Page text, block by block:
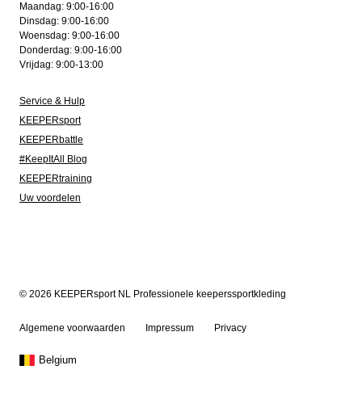
Maandag: 9:00-16:00
Dinsdag: 9:00-16:00
Woensdag: 9:00-16:00
Donderdag: 9:00-16:00
Vrijdag: 9:00-13:00
Service & Hulp
KEEPERsport
KEEPERbattle
#KeepItAll Blog
KEEPERtraining
Uw voordelen
© 2026 KEEPERsport NL Professionele keeperssportkleding
Algemene voorwaarden Impressum Privacy
Belgium